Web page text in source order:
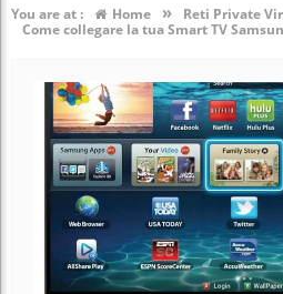
You are at : Home » Reti Private
Come collegare la tua Smart TV